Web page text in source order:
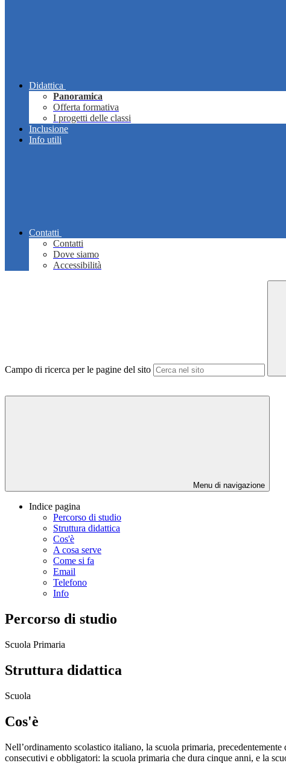
Didattica
Panoramica
Offerta formativa
I progetti delle classi
Inclusione
Info utili
Contatti
Contatti
Dove siamo
Accessibilità
Campo di ricerca per le pagine del sito
Menu di navigazione
Indice pagina
Percorso di studio
Struttura didattica
Cos'è
A cosa serve
Come si fa
Email
Telefono
Info
Percorso di studio
Scuola Primaria
Struttura didattica
Scuola
Cos'è
Nell’ordinamento scolastico italiano, la scuola primaria,
consecutivi e obbligatori: la scuola primaria che dura cinque anni, e la